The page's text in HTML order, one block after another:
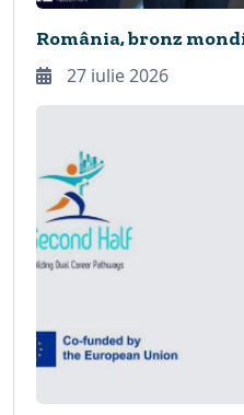
România, bronz
27 iulie 2026